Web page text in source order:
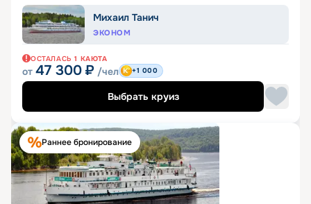
Михаил Танич
ЭКОНОМ
ОСТАЛАСЬ 1 КАЮТА
от 47 300 ₽ /чел +1 000
Выбрать круиз
Раннее бронирование